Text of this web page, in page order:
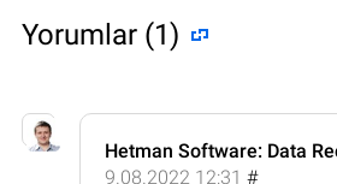
Yorumlar (1)
Hetman Software: Data
9.08.2022 12:31 #